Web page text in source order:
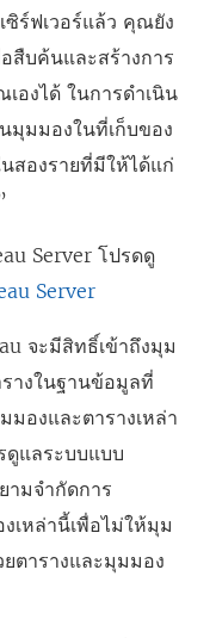
ร์ฟเวอร์แล้ว คุณยัง
สืบค้นและสร้างการ
องได้ ในการดำเนิน
มุมมองในที่เก็บของ
สองรายที่มีให้ได้แก่
Server โปรดดู
Server
จะมีสิทธิ์เข้าถึงมุม
างในฐานข้อมูลที่
มองและตารางเหล่า
ดูแลระบบแบบ
ามจำกัดการ
เหล่านี้เพื่อไม่ให้มุม
ตารางและมุมมอง